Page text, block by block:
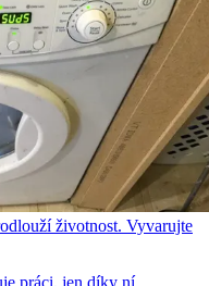
životnost. Vyvarujte